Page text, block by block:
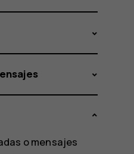
o mensajes